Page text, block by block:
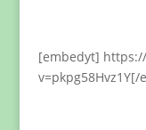
[embedyt]
v=pkpg58Hvz1Y[/